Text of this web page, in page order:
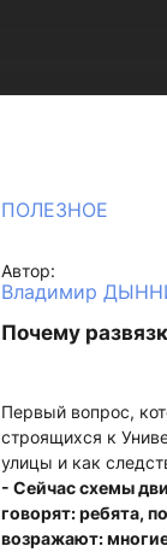
ПОЛЕЗНОЕ
Автор:
Владимир
Почему
Первый вопрос,
строящихся к
улицы и как
- Сейчас схемы
говорят: ребята,
возражают: